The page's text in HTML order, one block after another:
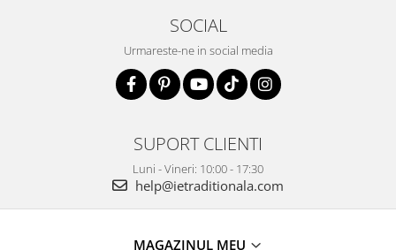
SOCIAL
Urmareste-ne in social media
SUPORT CLIENTI
Luni - Vineri: 10:00 - 17:30
help@ietraditionala.com
MAGAZINUL MEU